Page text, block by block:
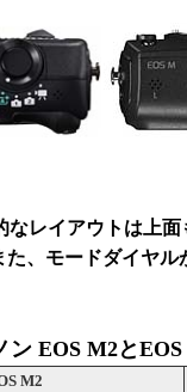
レイアウトは上
、モードダイヤ
ン EOS M2と
M2